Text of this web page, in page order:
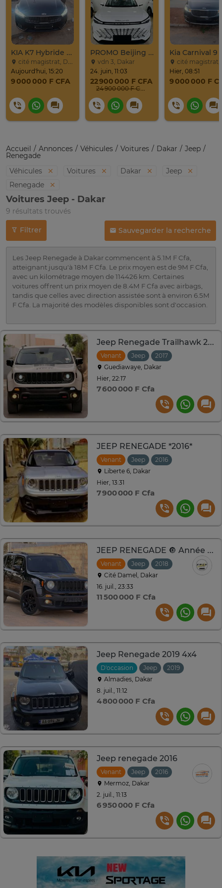
KIA K7 Hybride Full 2017
cité magistrat, Dakar
Aujourd'hui, 15:20
9 000 000 F CFA
PROMO Beijing X7 / 2025
vdn 3, Dakar
24. juin, 11:03
22 900 000 F CFA
24 900 000 F CFA
cité magistrat,
Hier, 08:51
9 000 000 F
Accueil Annonces Véhicules Voitures Dakar Jeep
Renegade
Véhicules
Voitures Dakar
Jeep
Renegade
Voitures Jeep - Dakar
9 résultats trouvés
Filtrer Sauvegarder la recherche
Les Jeep Renegade à Dakar commencent à 5.1M F Cfa,
atteignant jusqu'à 18M F Cfa. Le prix moyen est de 9M F Cfa,
avec un kilométrage moyen de 114426 km. Certaines
voitures offrent un prix moyen de 8.4M F Cfa avec airbags,
tandis que celles avec direction assistée sont à environ 6.5M
F Cfa. La majorité des modèles disponibles sont d'occasion.
Jeep Renegade Trailhawk 2017 SUV compact blanc robuste
Venant Jeep 2017
Guediawaye, Dakar
Hier, 22:17
7 600 000 F Cfa
JEEP RENEGADE *2016*
Venant Jeep
2016
Liberte 6, Dakar
Hier, 13:31
7 900 000 F Cfa
JEEP RENEGADE 🔘 Année : *2018
Venant Jeep 2018
Automatique
Cité Damel, Dakar
16. juil., 23:33
11 500 000 F Cfa
Jeep Renegade 2019 4x4
D'occasion Jeep 2019
Almadies, Dakar
8. juil., 11:12
4 800 000 F Cfa
Jeep renegade 2016
Venant Jeep 2016
Automatique
Mermoz, Dakar
2. juil., 11:13
6 950 000 F Cfa